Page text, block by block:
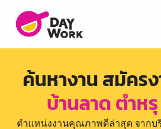
ค้นหางาน สมัคร
บ้านลาด ตำหรุ
ตำแหน่งงานคุณภาพดีล่าสุด จาก